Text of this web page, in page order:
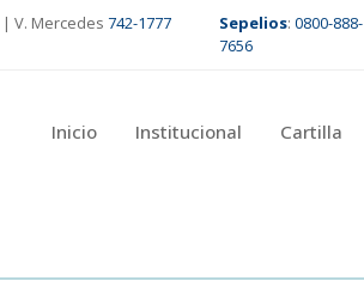
| V. Mercedes 742-1777 Sepelios: 0800-888-
7656
Inicio Institucional Cartilla